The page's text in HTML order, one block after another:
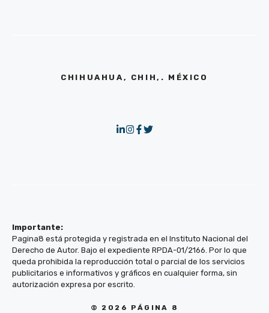
CHIHUAHUA, CHIH,. MÉXICO
Importante:
Pagina8 está protegida y registrada en el Instituto Nacional del
Derecho de Autor. Bajo el expediente RPDA-01/2166. Por lo que
queda prohibida la reproducción total o parcial de los servicios
publicitarios e informativos y gráficos en cualquier forma, sin
autorización expresa por escrito.
© 2026 PÁGINA 8